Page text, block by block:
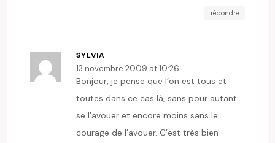
répondre
SYLVIA
13 novembre 2009 at 10:26
Bonjour, je pense que l’on est tous et
toutes dans ce cas là, sans pour autant
se l’avouer et encore moins sans le
courage de l’avouer. C’est très bien